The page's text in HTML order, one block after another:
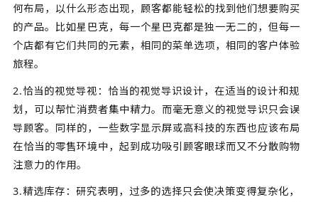
何布局，以什么形态出现，顾客都能轻松的找到他们想要购买
的产品。比如星巴克，每一个星巴克都是独一无二的，但每一
个店都有它们共同的元素，相同的菜单选项，相同的客户体验
旅程。
2.恰当的视觉导视：恰当的视觉导识设计，在适当的设计和规
划，可以帮忙消费者集中精力。而毫无意义的视觉导识只会误
导顾客。同样的，一些数字显示屏或高科技的东西也应该布局
在恰当的零售环境中，起到成功吸引顾客眼球而又不分散购物
注意力的作用。
3.精选库存：研究表明，过多的选择只会使决策变得复杂化，